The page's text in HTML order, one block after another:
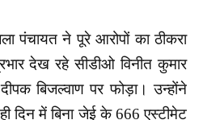
पंचायत ने पूरे आरोपों का ठीकरा
देख रहे सीडीओ विनीत कुमार
बिजल्वाण पर फोड़ा। उन्होंने
दिन में बिना जेई के 666 एस्टीमेट